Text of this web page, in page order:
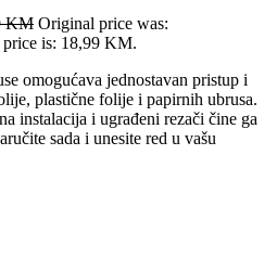
KM Original price was:
price is: 18,99 KM.
omogućava jednostavan pristup i
plastične folije i papirnih ubrusa.
instalacija i ugrađeni rezači čine ga
sada i unesite red u vašu